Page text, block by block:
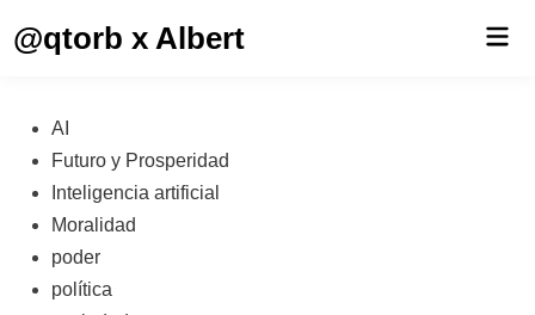
@qtorb x Albert
Publicado
en
AI
Futuro y Prosperidad
Inteligencia artificial
Moralidad
poder
política